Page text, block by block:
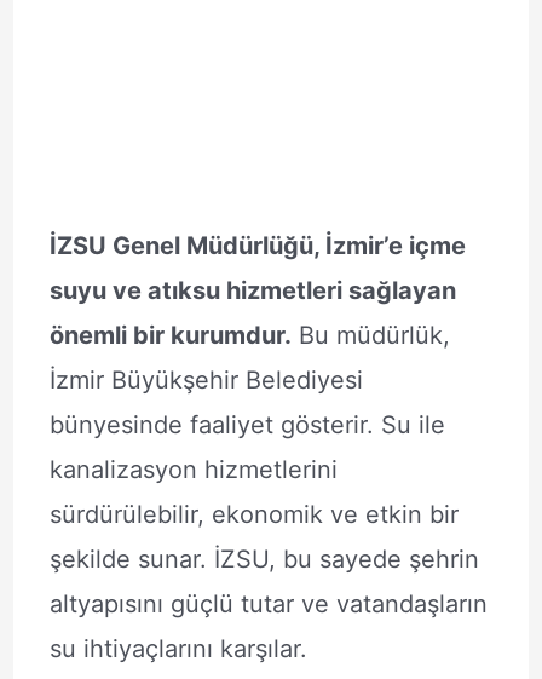
İZSU Genel Müdürlüğü, İzmir’e içme
suyu ve atıksu hizmetleri sağlayan
önemli bir kurumdur. Bu müdürlük,
İzmir Büyükşehir Belediyesi
bünyesinde faaliyet gösterir. Su ile
kanalizasyon hizmetlerini
sürdürülebilir, ekonomik ve etkin bir
şekilde sunar. İZSU, bu sayede şehrin
altyapısını güçlü tutar ve vatandaşların
su ihtiyaçlarını karşılar.